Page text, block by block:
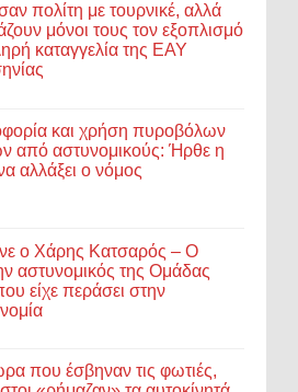
πολίτη με τουρνικέ, αλλά
μόνοι τους τον εξοπλισμό
καταγγελία της ΕΑΥ
και χρήση πυροβόλων
από αστυνομικούς: Ήρθε η
αλλάξει ο νόμος
ο Χάρης Κατσαρός – Ο
αστυνομικός της Ομάδας
είχε περάσει στην
που έσβηναν τις φωτιές,